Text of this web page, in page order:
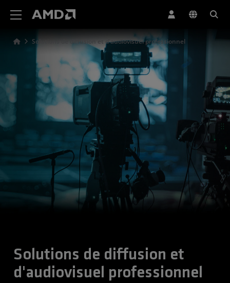
Solutions de diffusion et d'audiovisuel professionnel
Solutions de diffusion et
d'audiovisuel professionnel